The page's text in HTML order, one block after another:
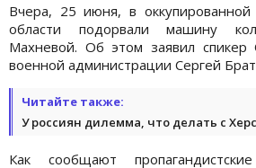
Вчера, 25 июня, в оккупированной
области подорвали машину
Махневой. Об этом заявил спикер
военной администрации Сергей
Читайте также:
У россиян дилемма, что делать с
Как сообщают